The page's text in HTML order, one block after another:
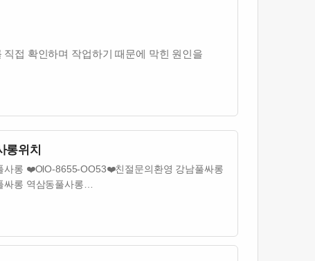
접 확인하며 작업하기 때문에 막힌 원인을
롱위치
롱 ❤️OlO-8655-OO53❤️친절문의환영 강남풀싸롱
롱 역삼동풀사롱…